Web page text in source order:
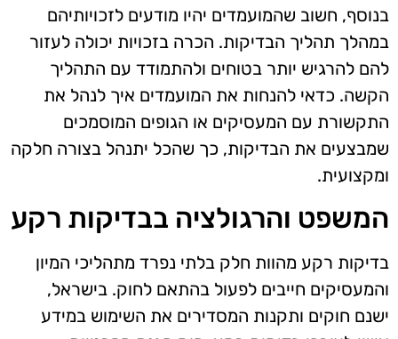
בנוסף, חשוב שהמועמדים יהיו מודעים לזכויותיהם
במהלך תהליך הבדיקות. הכרה בזכויות יכולה לעזור
להם להרגיש יותר בטוחים ולהתמודד עם התהליך
הקשה. כדאי להנחות את המועמדים איך לנהל את
התקשורת עם המעסיקים או הגופים המוסמכים
שמבצעים את הבדיקות, כך שהכל יתנהל בצורה חלקה
ומקצועית.
המשפט והרגולציה בבדיקות רקע
בדיקות רקע מהוות חלק בלתי נפרד מתהליכי המיון
והמעסיקים חייבים לפעול בהתאם לחוק. בישראל,
ישנם חוקים ותקנות המסדירים את השימוש במידע